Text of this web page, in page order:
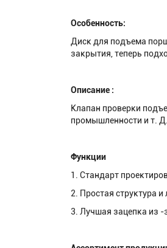
Особенность:
Диск для подъема
закрытия, теперь
Описание :
Клапан проверки
промышленности и т. Д.
Функции
1. Стандарт
2. Простая структура
3. Лучшая зацепка из